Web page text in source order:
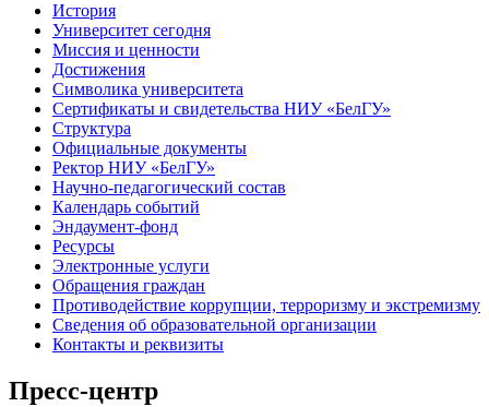
История
Университет сегодня
Миссия и ценности
Достижения
Символика университета
Сертификаты и свидетельства НИУ «БелГУ»
Структура
Официальные документы
Ректор НИУ «БелГУ»
Научно-педагогический состав
Календарь событий
Эндаумент-фонд
Ресурсы
Электронные услуги
Обращения граждан
Противодействие коррупции, терроризму и экстремизму
Сведения об образовательной организации
Контакты и реквизиты
Пресс-центр